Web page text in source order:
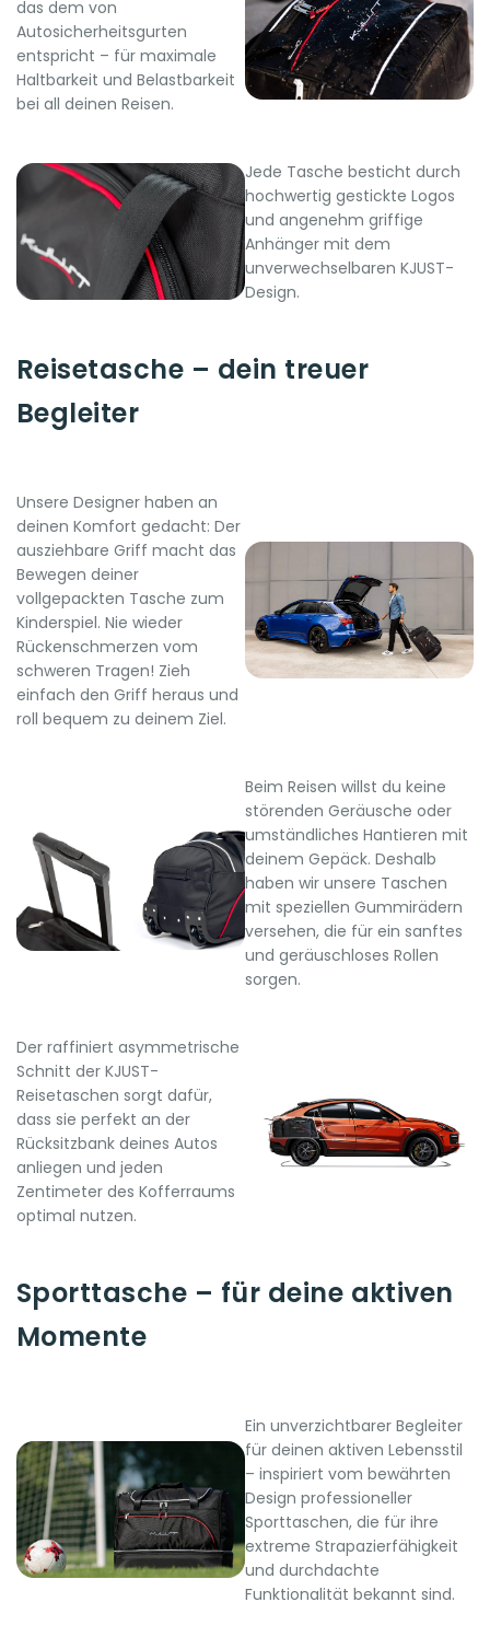
das dem von
Autosicherheitsgurten
entspricht – für maximale
Haltbarkeit und Belastbarkeit
bei all deinen Reisen.
Jede Tasche besticht durch
hochwertig gestickte Logos
und angenehm griffige
Anhänger mit dem
unverwechselbaren KJUST-
Design.
Reisetasche – dein treuer
Begleiter
Unsere Designer haben an
deinen Komfort gedacht: Der
ausziehbare Griff macht das
Bewegen deiner
vollgepackten Tasche zum
Kinderspiel. Nie wieder
Rückenschmerzen vom
schweren Tragen! Zieh
einfach den Griff heraus und
roll bequem zu deinem Ziel.
Beim Reisen willst du keine
störenden Geräusche oder
umständliches Hantieren mit
deinem Gepäck. Deshalb
haben wir unsere Taschen
mit speziellen Gummirädern
versehen, die für ein sanftes
und geräuschloses Rollen
sorgen.
Der raffiniert asymmetrische
Schnitt der KJUST-
Reisetaschen sorgt dafür,
dass sie perfekt an der
Rücksitzbank deines Autos
anliegen und jeden
Zentimeter des Kofferraums
optimal nutzen.
Sporttasche – für deine aktiven
Momente
Ein unverzichtbarer Begleiter
für deinen aktiven Lebensstil
– inspiriert vom bewährten
Design professioneller
Sporttaschen, die für ihre
extreme Strapazierfähigkeit
und durchdachte
Funktionalität bekannt sind.